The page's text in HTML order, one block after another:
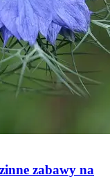
zabawy na